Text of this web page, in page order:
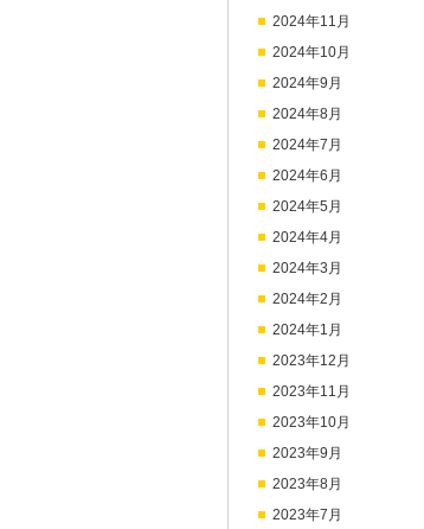
2024年11月
2024年10月
2024年9月
2024年8月
2024年7月
2024年6月
2024年5月
2024年4月
2024年3月
2024年2月
2024年1月
2023年12月
2023年11月
2023年10月
2023年9月
2023年8月
2023年7月